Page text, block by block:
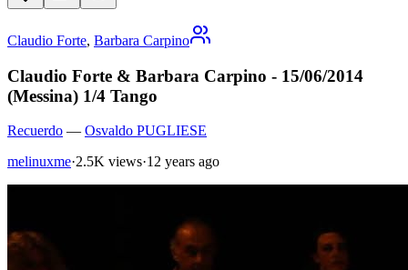
Claudio Forte, Barbara Carpino
Claudio Forte & Barbara Carpino - 15/06/2014
(Messina) 1/4 Tango
Recuerdo — Osvaldo PUGLIESE
melinuxme·2.5K views·12 years ago